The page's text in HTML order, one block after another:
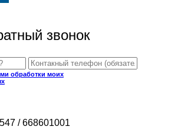
звонок
обработки моих
/ 668601001